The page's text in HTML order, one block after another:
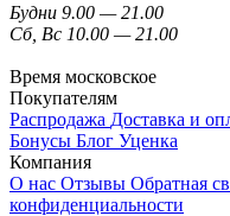
Будни 9.00 — 21.00
Сб, Вс 10.00 — 21.00
Время московское
Покупателям
Распродажа Доставка и
Бонусы Блог Уценка
Компания
О нас Отзывы Обратная
конфиденциальности